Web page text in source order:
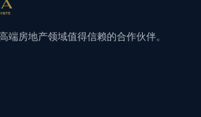
端房地产领域值得信赖的合作伙伴。